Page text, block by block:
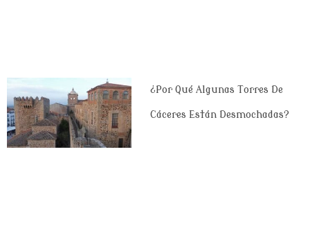
¿Por Qué Algunas Torres De
Cáceres Están Desmochadas?